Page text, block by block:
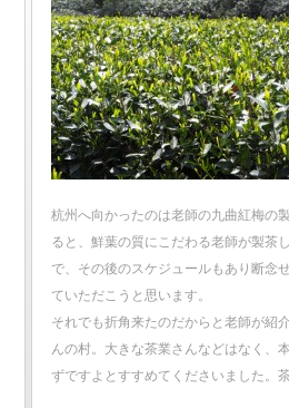
杭州へ向かったのは老師の九曲紅梅の
ると、鮮葉の質にこだわる老師が製茶
で、その後のスケジュールもあり断念
ていただこうと思います。
それでも折角来たのだからと老師が紹
んの村。大きな茶業さんなどはなく、
ずですよとすすめてくださいました。